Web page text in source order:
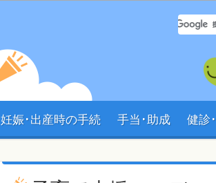
サイト
妊娠･出産時の手続 手当･助成 健診